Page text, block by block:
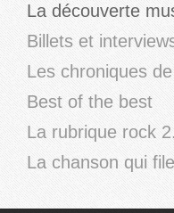
La découverte
Billets et
Les chroniques
Best of the best
La rubrique rock
La chanson qui